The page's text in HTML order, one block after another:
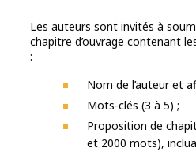
Les auteurs sont invités à
chapitre d’ouvrage contenant
:
Nom de l’auteur et
Mots-clés (3 à 5) ;
Proposition de
et 2000 mots),